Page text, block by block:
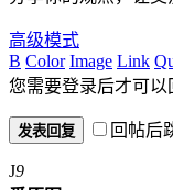
高级模式
B Color Image Link
您需要登录后才可以
发表回复 回帖后
J9